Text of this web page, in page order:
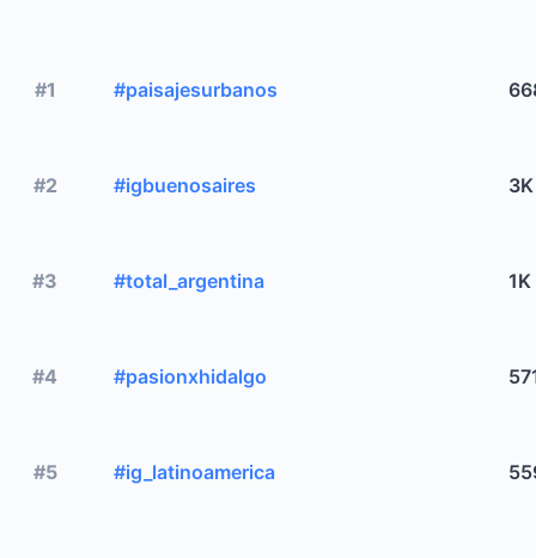
#1 #paisajesurbanos
#2 #igbuenosaires 3K
#3 #total_argentina 1K
#4 #pasionxhidalgo
#5 #ig_latinoamerica